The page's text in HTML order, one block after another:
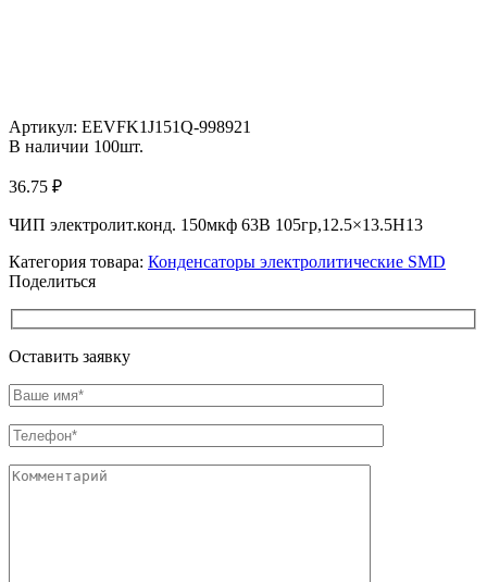
Артикул: EEVFK1J151Q-998921
В наличии 100шт.
36.75 ₽
ЧИП электролит.конд. 150мкф 63В 105гр,12.5×13.5H13
Категория товара: Конденсаторы электролитические SMD
Поделиться
Оставить заявку